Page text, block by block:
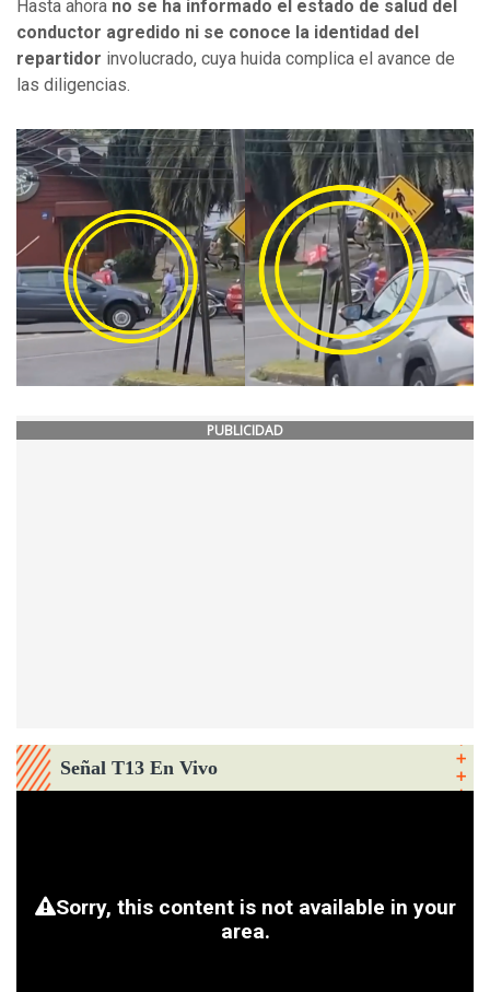
Hasta ahora no se ha informado el estado de salud del
conductor agredido ni se conoce la identidad del
repartidor involucrado, cuya huida complica el avance de
las diligencias.
PUBLICIDAD
Señal T13 En Vivo